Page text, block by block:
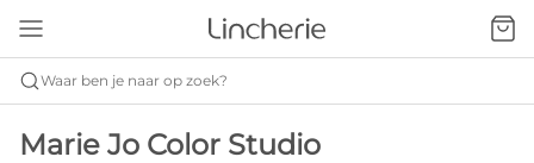
Waar ben je naar op zoek?
Marie Jo Color Studio